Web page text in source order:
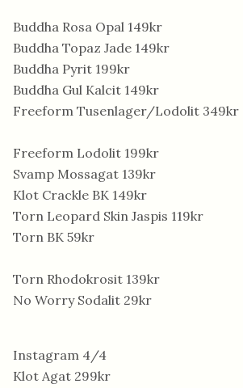
Buddha Rosa Opal 149kr
Buddha Topaz Jade 149kr
Buddha Pyrit 199kr
Buddha Gul Kalcit 149kr
Freeform Tusenlager/Lodolit 349kr
Freeform Lodolit 199kr
Svamp Mossagat 139kr
Klot Crackle BK 149kr
Torn Leopard Skin Jaspis 119kr
Torn BK 59kr
Torn Rhodokrosit 139kr
No Worry Sodalit 29kr
Instagram 4/4
Klot Agat 299kr